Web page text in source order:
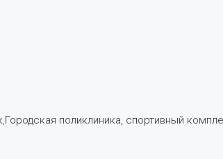
поликлиника, спортивный